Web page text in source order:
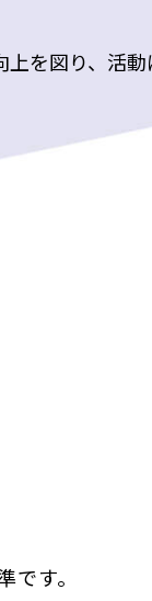
を図り、活動
す。